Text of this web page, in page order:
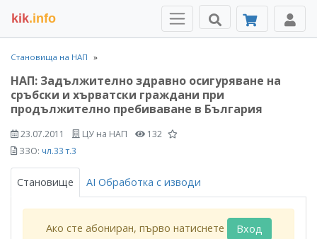
kik.info
Становища на НАП
НАП: Задължително здравно осигуряване на
сръбски и хърватски граждани при
продължително пребиваване в България
23.07.2011 ЦУ на НАП
132
ЗЗО: чл.33 т.3
Становище AI Обработка с изводи
Ако сте абониран, първо натиснете
Вход